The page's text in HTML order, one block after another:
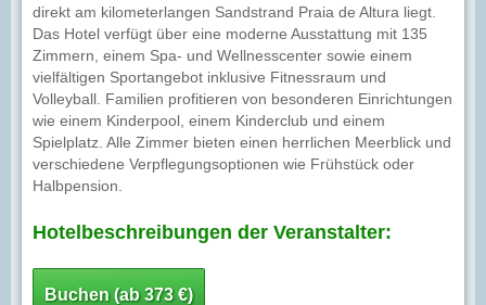
direkt am kilometerlangen Sandstrand Praia de Altura liegt.
Das Hotel verfügt über eine moderne Ausstattung mit 135
Zimmern, einem Spa- und Wellnesscenter sowie einem
vielfältigen Sportangebot inklusive Fitnessraum und
Volleyball. Familien profitieren von besonderen Einrichtungen
wie einem Kinderpool, einem Kinderclub und einem
Spielplatz. Alle Zimmer bieten einen herrlichen Meerblick und
verschiedene Verpflegungsoptionen wie Frühstück oder
Halbpension.
Hotelbeschreibungen der Veranstalter:
Buchen (ab 373 €)